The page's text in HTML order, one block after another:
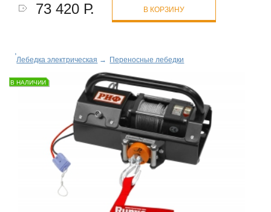
73 420 Р. В КОРЗИНУ
Лебедка электрическая → Переносные лебедки
В НАЛИЧИИ